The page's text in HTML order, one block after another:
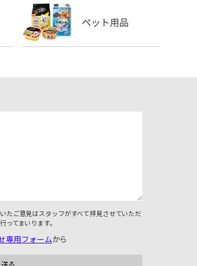
たご意見はスタッフがすべて拝見させていただ
ってまいります。
専用フォームから